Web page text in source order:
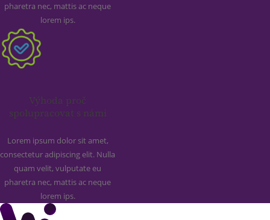
pharetra nec, mattis ac neque
lorem ips.
Výhoda proč
spolupracovat s námi
Lorem ipsum dolor sit amet,
consectetur adipiscing elit. Nulla
quam velit, vulputate eu
pharetra nec, mattis ac neque
lorem ips.